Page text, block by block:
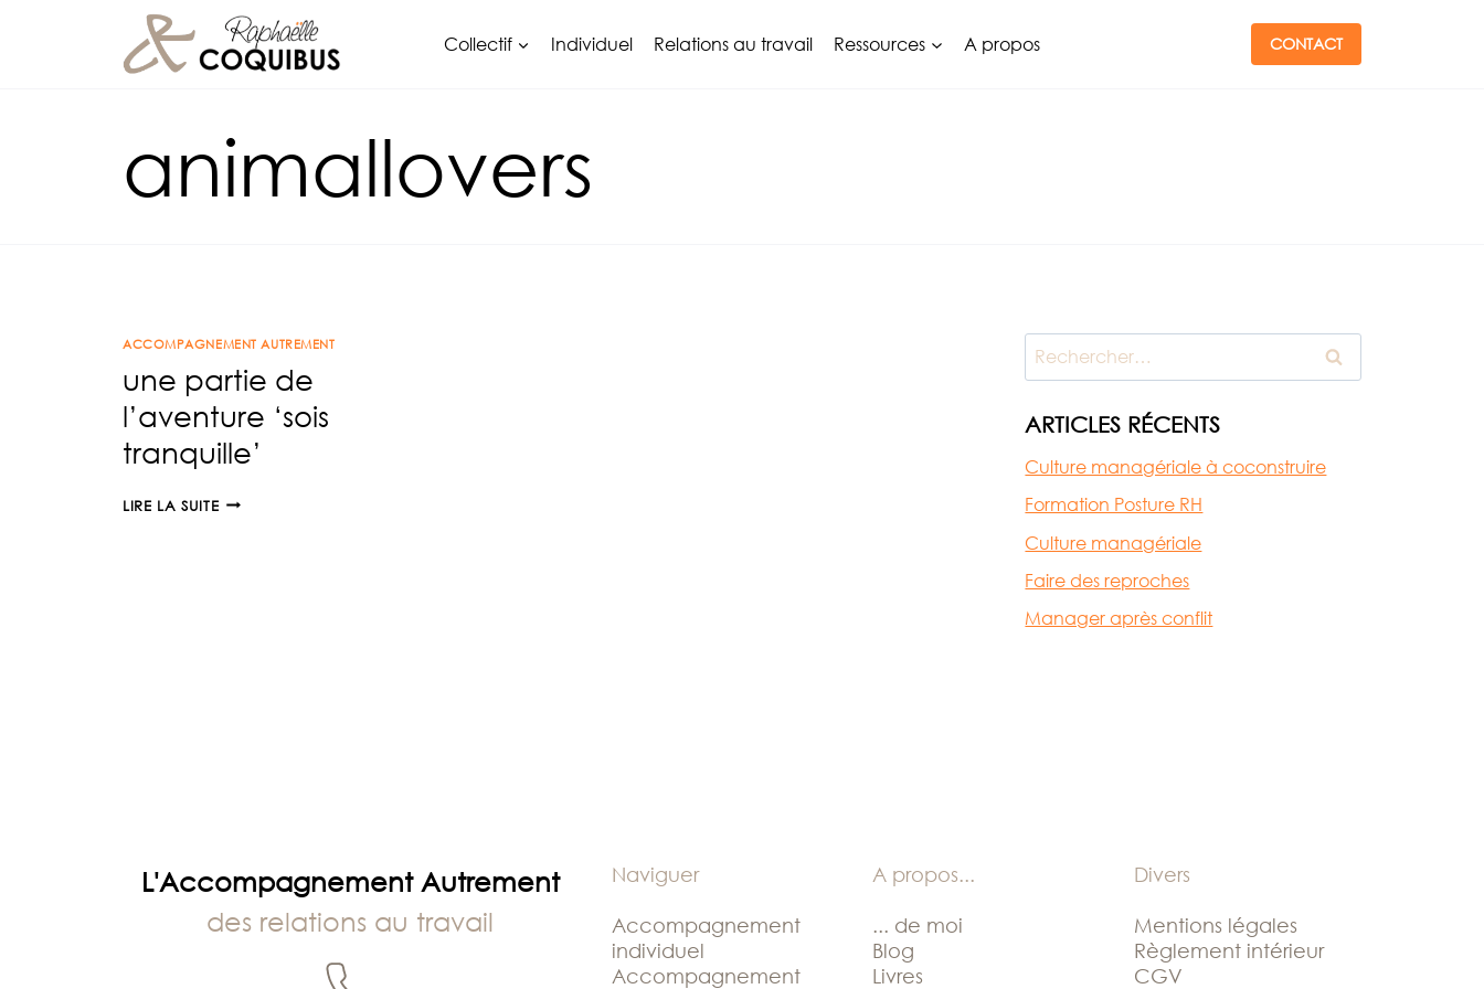
Collectif Individuel Relations au travail Ressources A propos CONTACT
animallovers
ACCOMPAGNEMENT AUTREMENT
une partie de
l’aventure ‘sois
tranquille’
LIRE LA SUITEUNE
Rechercher :
ARTICLES RÉCENTS
Culture managériale à coconstruire
Formation Posture RH
Culture managériale
Faire des reproches
Manager après conflit
L'Accompagnement Autrement
des relations au travail
Naviguer
Accompagnement
individuel
Accompagnement
A propos...
... de moi
Blog
Livres
Divers
Mentions légales
Règlement intérieur
CGV